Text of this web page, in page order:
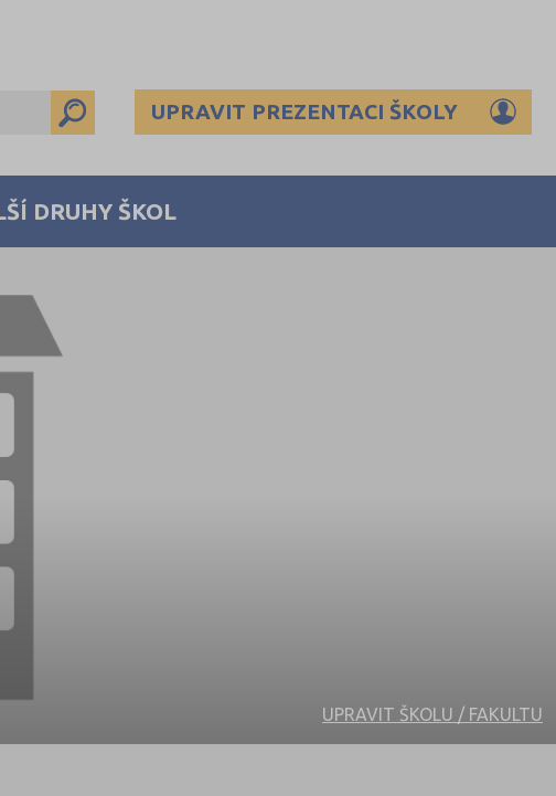
UPRAVIT PREZENTACI ŠKOLY
DRUHY ŠKOL
UPRAVIT ŠKOLU / FAKULTU